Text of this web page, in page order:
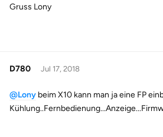
Gruss Lony
D780 Jul 17, 2018
@Lony beim X10 kann man ja eine FP